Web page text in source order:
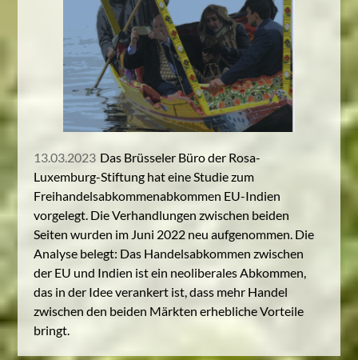
13.03.2023 Das Brüsseler Büro der Rosa-
Luxemburg-Stiftung hat eine Studie zum
Freihandelsabkommenabkommen EU-Indien
vorgelegt. Die Verhandlungen zwischen beiden
Seiten wurden im Juni 2022 neu aufgenommen. Die
Analyse belegt: Das Handelsabkommen zwischen
der EU und Indien ist ein neoliberales Abkommen,
das in der Idee verankert ist, dass mehr Handel
zwischen den beiden Märkten erhebliche Vorteile
bringt.